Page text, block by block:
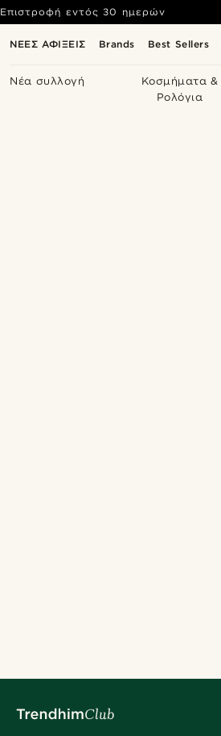
ΝΕΕΣ ΑΦΙΞΕΙΣ Brands Best Sellers
Νέα συλλογή
Κοσμήματα &
Ρολόγια
Επιστροφή εντός 30 ημερών